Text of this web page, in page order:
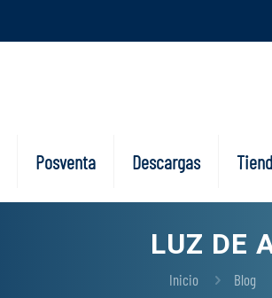
Posventa Descargas
LUZ DE
Inicio Blog